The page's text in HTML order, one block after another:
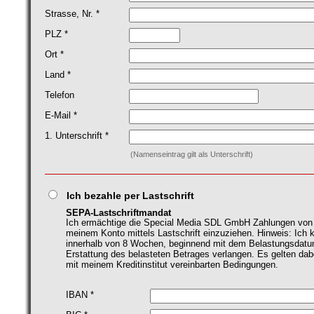
Strasse, Nr. *
PLZ *
Ort *
Land *
Telefon
E-Mail *
1. Unterschrift *
(Namenseintrag gilt als Unterschrift)
Ich bezahle per Lastschrift
SEPA-Lastschriftmandat
Ich ermächtige die Special Media SDL GmbH Zahlungen von
meinem Konto mittels Lastschrift einzuziehen. Hinweis: Ich
innerhalb von 8 Wochen, beginnend mit dem
Erstattung des belasteten Betrages verlangen. Es gelten
mit meinem Kreditinstitut vereinbarten Bedingungen.
IBAN *